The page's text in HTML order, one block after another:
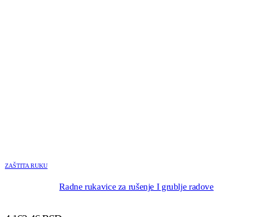
ZAŠTITA RUKU
Radne rukavice za rušenje I grublje radove